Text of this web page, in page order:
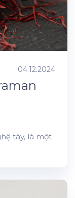
04.12.2024
tây, là một